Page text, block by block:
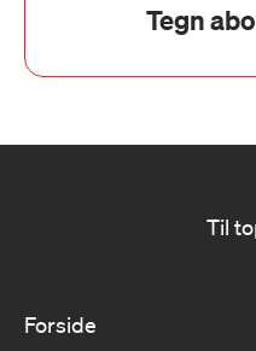
Tegn
Til
Forside